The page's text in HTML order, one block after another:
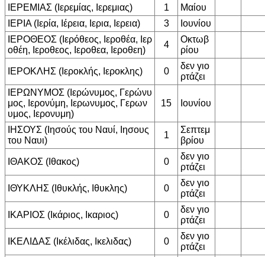
ΙΕΡΕΜΙΑΣ (Ιερεμίας, Ιερεμιας) 1
Μαίου
ΙΕΡΙΑ (Ιερία, Ιέρεια, Ιερια, Ιερεια)
3
Ιουνίου
ΙΕΡΟΘΕΟΣ (Ιερόθεος, Ιεροθέα, Ιερ
οθέη, Ιεροθεος, Ιεροθεα, Ιεροθεη)
4
Οκτωβ
ρίου
ΙΕΡΟΚΛΗΣ (Ιεροκλής, Ιεροκλης) 0
δεν γιο
ρτάζει
ΙΕΡΩΝΥΜΟΣ (Ιερώνυμος, Γερώνυ
μος, Ιερονύμη, Ιερωνυμος, Γερων
υμος, Ιερονυμη)
15 Ιουνίου
ΙΗΣΟΥΣ (Ιησούς του Ναυί, Ιησους
του Ναυι)
1
Σεπτεμ
βρίου
ΙΘΑΚΟΣ (Ιθακος) 0
δεν γιο
ρτάζει
ΙΘΥΚΛΗΣ (Ιθυκλής, Ιθυκλης) 0
δεν γιο
ρτάζει
ΙΚΑΡΙΟΣ (Ικάριος, Ικαριος) 0
δεν γιο
ρτάζει
ΙΚΕΛΙΔΑΣ (Ικέλιδας, Ικελιδας) 0
δεν γιο
ρτάζει